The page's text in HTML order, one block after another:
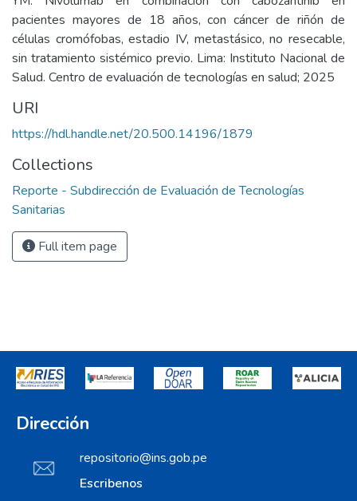
pacientes mayores de 18 años, con cáncer de riñón de
células cromófobas, estadio IV, metastásico, no resecable,
sin tratamiento sistémico previo. Lima: Instituto Nacional de
Salud. Centro de evaluación de tecnologías en salud; 2025
URI
https://hdl.handle.net/20.500.14196/1879
Collections
Reporte - Subdirección de Evaluación de Tecnologías
Sanitarias
Full item page
Dirección
repositorio@ins.gob.pe
Escribenos